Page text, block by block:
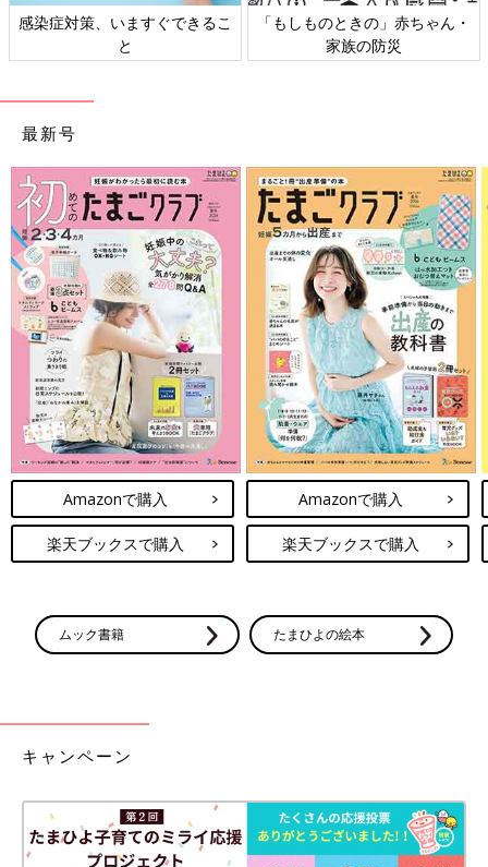
日本外来小児科学会リーフレッ
ト検討会
六星占術 細木かおりさんの人生
相談
最新号
Amazonで購入
楽天ブックスで購入
Amazonで購入
楽天ブックスで購入
ムック書籍 たまひよの絵本
キャンペーン